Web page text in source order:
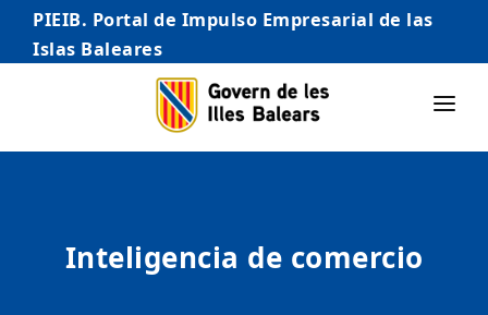
PIEIB. Portal de Impulso Empresarial de las
Islas Baleares
INICIO
AUTÓNOMO/AUTÓNOMA
Inteligencia de comercio